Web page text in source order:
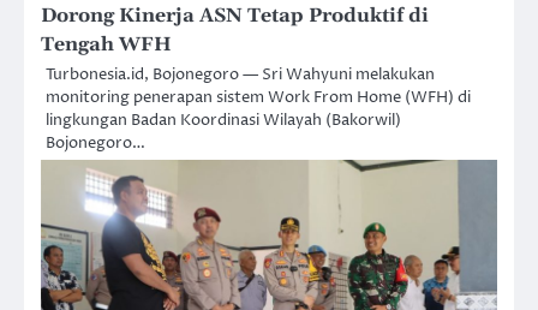
Dorong Kinerja ASN Tetap Produktif di
Tengah WFH
Turbonesia.id, Bojonegoro — Sri Wahyuni melakukan
monitoring penerapan sistem Work From Home (WFH) di
lingkungan Badan Koordinasi Wilayah (Bakorwil)
Bojonegoro…